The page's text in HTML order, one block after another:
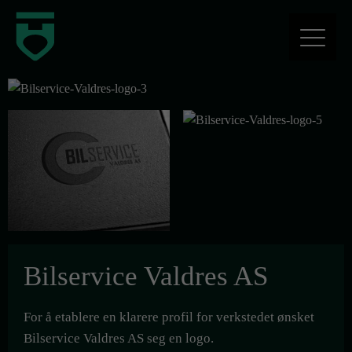
Bilservice Valdres AS
For å etablere en klarere profil for verkstedet ønsket
Bilservice Valdres AS seg en logo.